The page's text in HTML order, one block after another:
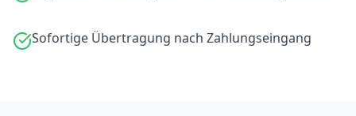
Sofortige Übertragung nach Zahlungseingang